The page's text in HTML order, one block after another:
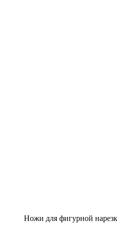
Ножи для фигурной